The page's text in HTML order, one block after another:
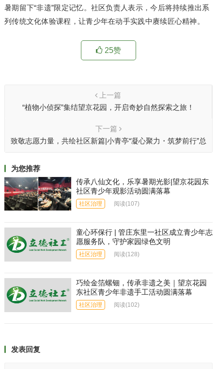
暑期留下“非遗”限定记忆。社区负责人表示，今后将持续推出系
列传统文化体验课程，让青少年在动手实践中赓续匠心精神。
25赞
上一篇
“植物小侦探”集结望京花园，开启奇妙自然探索之旅！
下一篇
致敬志愿力量，共绘社区新篇|小青亭“凝心聚力・筑梦前行”总
为您推荐
传承八仙文化，乐享暑期光影|望京花园东
社区青少年观影活动圆满落幕
社区治理 阅读(107)
童心环保行 | 管庄东里一社区成立青少年志
愿服务队，守护家园绿色文明
社区治理 阅读(128)
巧绘金箔螺钿，传承非遗之美｜望京花园
东社区青少年非遗手工活动圆满落幕
社区治理 阅读(102)
发表回复